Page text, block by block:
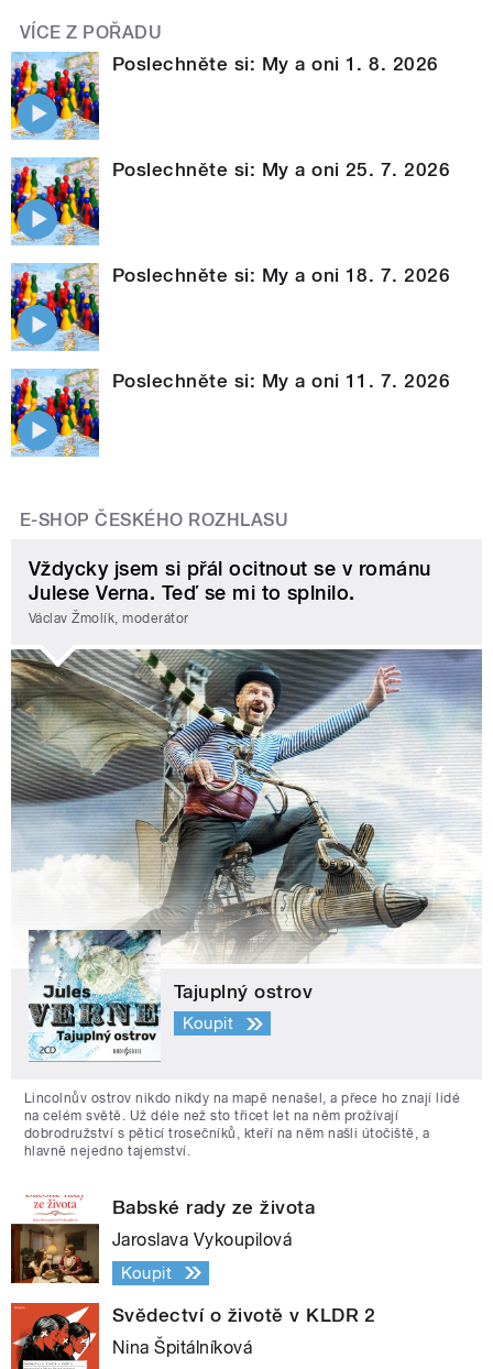
VÍCE Z POŘADU
Poslechněte si: My a oni 1. 8. 2026
Poslechněte si: My a oni 25. 7. 2026
Poslechněte si: My a oni 18. 7. 2026
Poslechněte si: My a oni 11. 7. 2026
E-SHOP ČESKÉHO ROZHLASU
Vždycky jsem si přál ocitnout se v románu
Julese Verna. Teď se mi to splnilo.
Václav Žmolík, moderátor
Tajuplný ostrov
Koupit
Lincolnův ostrov nikdo nikdy na mapě nenašel, a přece ho znají lidé
na celém světě. Už déle než sto třicet let na něm prožívají
dobrodružství s pěticí trosečníků, kteří na něm našli útočiště, a
hlavně nejedno tajemství.
Babské rady ze života
Jaroslava Vykoupilová
Koupit
Svědectví o životě v KLDR 2
Nina Špitálníková